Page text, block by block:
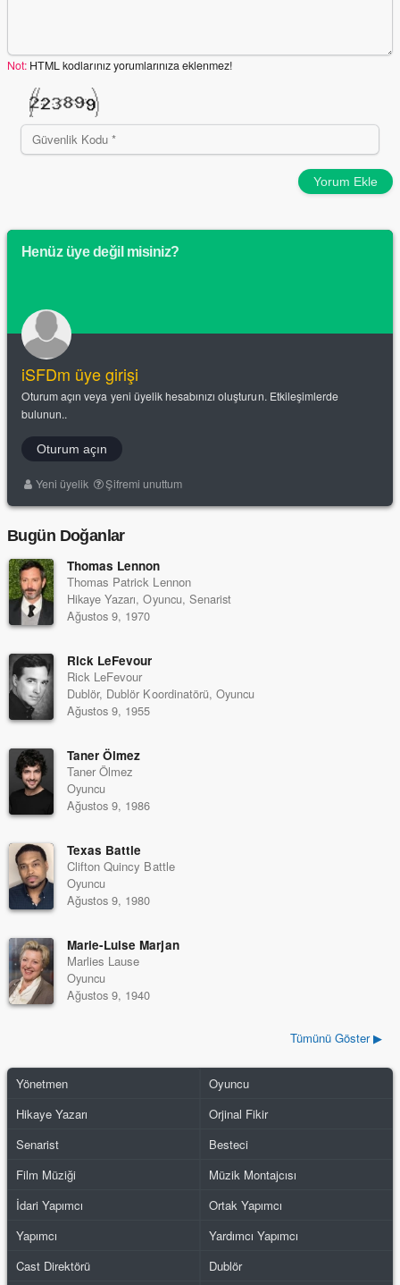
Not: HTML kodlarınız yorumlarınıza eklenmez!
Yorum Ekle
Henüz üye değil misiniz?
iSFDm üye girişi
Oturum açın veya yeni üyelik hesabınızı oluşturun. Etkileşimlerde
bulunun..
Oturum açın
Yeni üyelik Şifremi unuttum
Bugün Doğanlar
Thomas Lennon
Thomas Patrick Lennon
Hikaye Yazarı, Oyuncu, Senarist
Ağustos 9, 1970
Rick LeFevour
Rick LeFevour
Dublör, Dublör Koordinatörü, Oyuncu
Ağustos 9, 1955
Taner Ölmez
Taner Ölmez
Oyuncu
Ağustos 9, 1986
Texas Battle
Clifton Quincy Battle
Oyuncu
Ağustos 9, 1980
Marie-Luise Marjan
Marlies Lause
Oyuncu
Ağustos 9, 1940
Tümünü Göster ▶
Yönetmen
Oyuncu
Hikaye Yazarı
Orjinal Fikir
Senarist
Besteci
Film Müziği
Müzik Montajcısı
İdari Yapımcı
Ortak Yapımcı
Yapımcı
Yardımcı Yapımcı
Cast Direktörü
Dublör